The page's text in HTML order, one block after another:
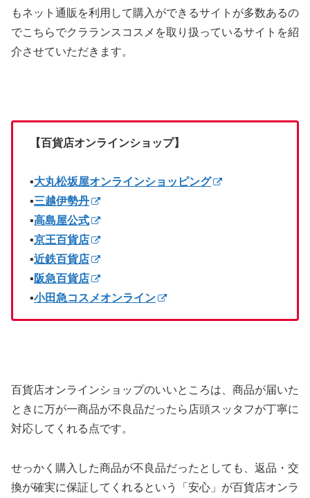
もネット通販を利用して購入ができるサイトが多数あるの
でこちらでクラランスコスメを取り扱っているサイトを紹
介させていただきます。
【百貨店オンラインショップ】
▪️大丸松坂屋オンラインショッピング
▪️三越伊勢丹
▪️高島屋公式
▪️京王百貨店
▪️近鉄百貨店
▪️阪急百貨店
▪️小田急コスメオンライン
百貨店オンラインショップのいいところは、商品が届いた
ときに万が一商品が不良品だったら店頭スッタフが丁寧に
対応してくれる点です。
せっかく購入した商品が不良品だったとしても、返品・交
換が確実に保証してくれるという「安心」が百貨店オンラ